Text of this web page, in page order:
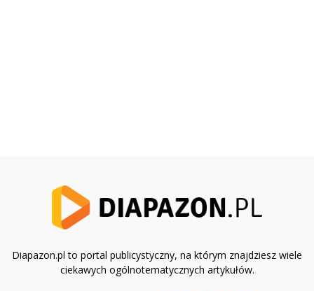
Diapazon.pl to portal publicystyczny, na którym znajdziesz wiele
ciekawych ogólnotematycznych artykułów.